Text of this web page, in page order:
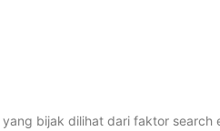
bijak dilihat dari faktor